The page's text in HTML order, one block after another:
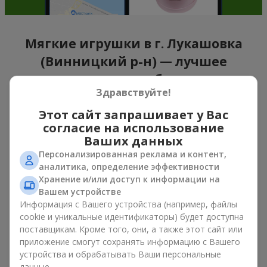
Мягкие игрушки в г. Лукашовка
(Винницкий р-н) — лучшее
дополнение к букетам
ценности, а про искренние эмоции и приятные
воспоминания. А что, если мягкая игрушка усиливает их и
остается в памяти надолго? Именно поэтому букет с
игрушкой стал одним из самых популярных вариантов
подарка — простого, искреннего и очень теплого. Когда к
цветам добавляется плюшевый мишка, зайчик или другой
персонаж, подарок «букет с игрушкой» оставляет больше
воспоминаний.
Букет с игрушкой подходит как для девочек младшего
возраста, так идля любимых женщин, и дажедля коллег по
работев определенных случаях. Такой подарок
подчеркивает искреннюю заботу, уют и желание сделать
Здравствуйте!
Этот сайт запрашивает у Вас
согласие на использование
Ваших данных
Персонализированная реклама и контент,
аналитика, определение эффективности
Хранение и/или доступ к информации на
Вашем устройстве
Информация с Вашего устройства (например, файлы
cookie и уникальные идентификаторы) будет доступна
поставщикам. Кроме того, они, а также этот сайт или
приложение смогут сохранять информацию с Вашего
устройства и обрабатывать Ваши персональные